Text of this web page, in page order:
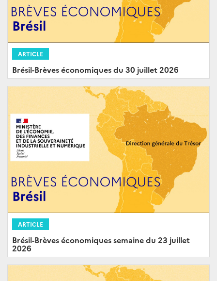
ARTICLE
Brésil-Brèves économiques du 30 juillet 2026
ARTICLE
Brésil-Brèves économiques semaine du 23 juillet
2026